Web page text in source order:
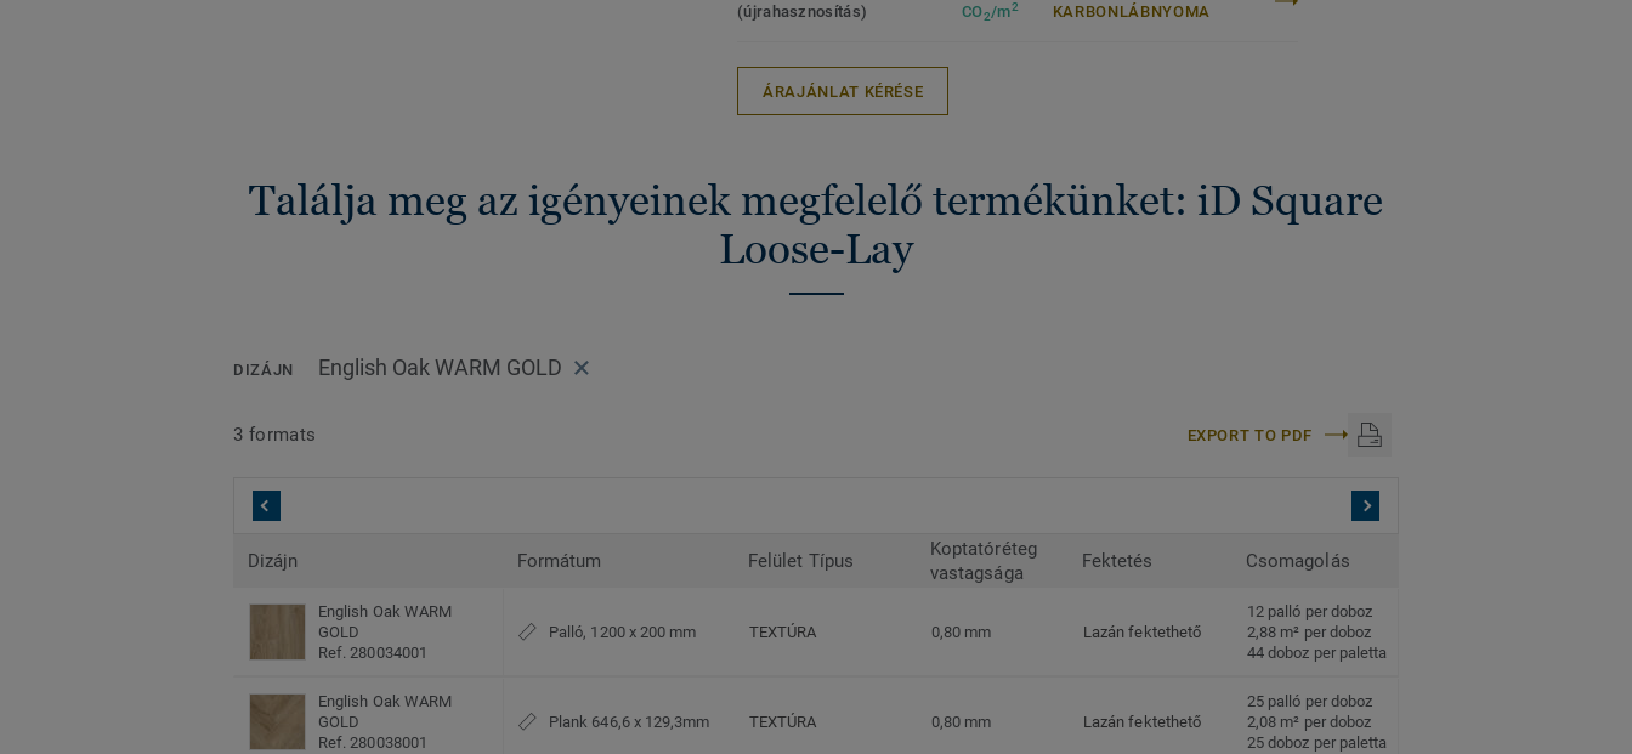
(újrahasznosítás)
CO2/m2
KARBONLÁBNYOMA
ÁRAJÁNLAT KÉRÉSE
Találja meg az igényeinek megfelelő termékünket: iD Square
Loose-Lay
DIZÁJN English Oak WARM GOLD
3 formats EXPORT TO PDF
Dizájn Formátum Felület Típus
Koptatóréteg
vastagsága
Fektetés Csomagolás
English Oak WARM
GOLD
Ref. 280034001
Palló, 1200 x 200 mm TEXTÚRA 0,80 mm Lazán fektethető
12 palló per doboz
2,88 m² per doboz
44 doboz per paletta
English Oak WARM
GOLD
Ref. 280038001
Plank 646,6 x 129,3mm TEXTÚRA 0,80 mm Lazán fektethető
25 palló per doboz
2,08 m² per doboz
25 doboz per paletta